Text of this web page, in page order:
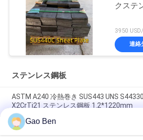
クステ
3950
連絡
ステンレス鋼板
ASTM A240 冷熱巻き SUS443 UNS
X2CrTi21 ステンレス鋼板 1.2*1220mm
ASTM A240 AISI 309S X12CrNi23-13 冷た
ンレス鋼板 1.5*1219*2438MM 2B 表面
Gao Ben